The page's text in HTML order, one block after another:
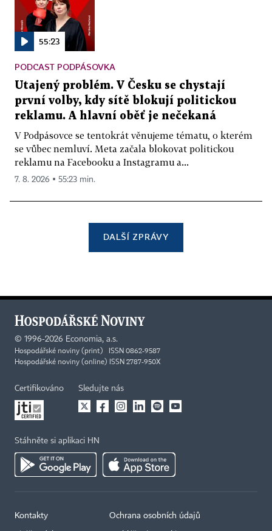
55:23
PODCAST PODPÁSOVKA
Utajený problém. V Česku se chystají
první volby, kdy sítě blokují politickou
reklamu. A hlavní oběť je nečekaná
V Podpásovce se tentokrát věnujeme tématu, o kterém
se vůbec nemluví. Meta začala blokovat politickou
reklamu na Facebooku a Instagramu a...
7. 8. 2026 ▪ 55:23 min.
DALŠÍ ZPRÁVY
© 1996-2026 Economia, a.s.
Hospodářské noviny (print) ISSN 0862-9587
Hospodářské noviny (online) ISSN 2787-950X
Certifikováno Sledujte nás
Stáhněte si aplikaci HN
Kontakty Ochrana osobních údajů